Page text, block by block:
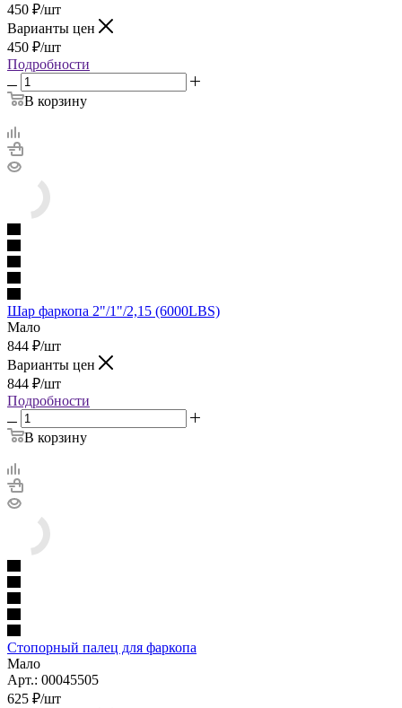
450 ₽/шт
Варианты цен
450 ₽/шт
Подробности
В корзину
Шар фаркопа 2"/1"/2,15 (6000LBS)
Мало
844 ₽/шт
Варианты цен
844 ₽/шт
Подробности
В корзину
Стопорный палец для фаркопа
Мало
Арт.: 00045505
625 ₽/шт